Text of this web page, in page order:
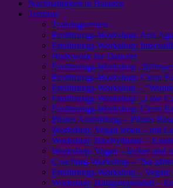
Nachhaltigkeit in Balance
Termine
Trainingszeiten
Ernährungs-Workshop: Anti
Ernährungs-Workshop:
Bodywork for Dancers
Ernährungs-Workshop
Ernährungs-Workshop: Clean
Ernährungs-Workshop –
Ernährungs-Workshop: „Low
Ernährungs-Workshop: Clean
Pilates Ausbildung – Pilates
Workshop: Vegan leben – mit
Workshop: Biorhythmus –
Workshop: Vegan – lecker und
Coaching-Workshop – “So
Ernährungs-Workshop –
Workshop: Blutgruppendiät –